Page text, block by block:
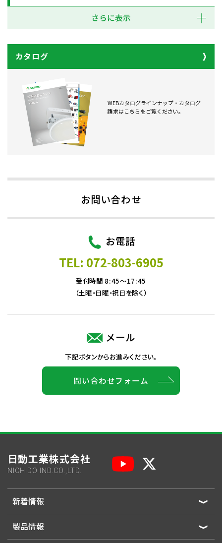
さらに表示
カタログ
WEBカタログラインナップ・カタログ
請求はこちらをご覧ください。
お問い合わせ
お電話
TEL: 072-803-6905
受付時間 8:45～17:45
（土曜・日曜・祝日を除く）
メール
下記ボタンからお進みください。
問い合わせフォーム
日動工業株式会社
NICHIDO IND.CO.,LTD.
新着情報
製品情報